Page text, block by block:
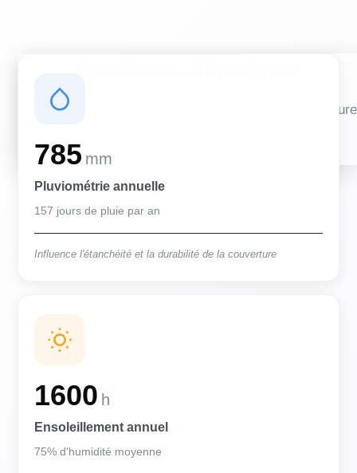
Des conditions qui influencent vos travaux de couverture
785 mm
Pluviométrie annuelle
157 jours de pluie par an
Influence l'étanchéité et la durabilité de la couverture
1600 h
Ensoleillement annuel
75% d'humidité moyenne